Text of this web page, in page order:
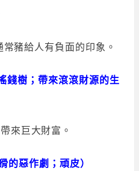
豬給人有負面的印象。
錢樹；帶來滾滾財源的生
來巨大財富。
惡作劇；頑皮）